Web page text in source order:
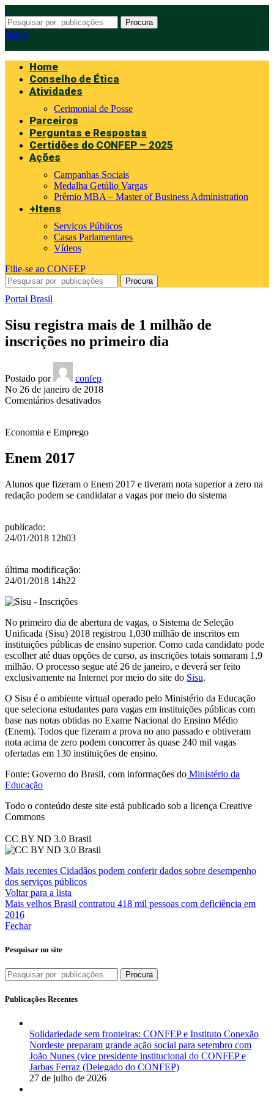
Procura
Menu
Home
Conselho de Ética
Atividades
Cerimonial de Posse
Parceiros
Perguntas e Respostas
Certidões do CONFEP – 2025
Ações
Campanhas Sociais
Medalha Getúlio Vargas
Prêmio MBA – Master of Business Administration
+Itens
Serviços Públicos
Casas Parlamentares
Vídeos
Filie-se ao CONFEP
Procura
Portal Brasil
Sisu registra mais de 1 milhão de
inscrições no primeiro dia
Postado por
confep
No 26 de janeiro de 2018
Comentários desativadosem
inscrições
no
Economia e Emprego
Enem 2017
Alunos que fizeram o Enem 2017 e tiveram nota superior a zero na
redação podem se candidatar a vagas por meio do sistema
publicado:
24/01/2018 12h03
última modificação:
24/01/2018 14h22
No primeiro dia de abertura de vagas, o Sistema de Seleção
Unificada (Sisu) 2018 registrou 1,030 milhão de inscritos em
instituições públicas de ensino superior. Como cada candidato pode
escolher até duas opções de curso, as inscrições totais somaram 1,9
milhão. O processo segue até 26 de janeiro, e deverá ser feito
exclusivamente na Internet por meio do site do Sisu.
O Sisu é o ambiente virtual operado pelo Ministério da Educação
que seleciona estudantes para vagas em instituições públicas com
base nas notas obtidas no Exame Nacional do Ensino Médio
(Enem). Todos que fizeram a prova no ano passado e obtiveram
nota acima de zero podem concorrer às quase 240 mil vagas
ofertadas em 130 instituições de ensino.
Fonte: Governo do Brasil, com informações do Ministério da
Educação
Todo o conteúdo deste site está publicado sob a licença Creative
Commons
CC BY ND 3.0 Brasil
Mais recentes Cidadãos podem conferir dados sobre desempenho
dos serviços públicos
Voltar para a lista
Mais velhos Brasil contratou 418 mil pessoas com deficiência em
2016
Fechar
Pesquisar no site
Procura
Publicações Recentes
Solidariedade sem fronteiras: CONFEP e Instituto Conexão
Nordeste preparam grande ação social para setembro com
João Nunes (vice presidente institucional do CONFEP e
Jarbas Ferraz (Delegado do CONFEP)
27 de julho de 2026